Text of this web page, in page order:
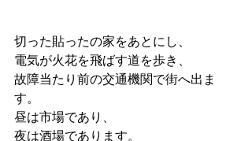
切った貼ったの家をあとにし、
電気が火花を飛ばす道を歩き、
故障当たり前の交通機関で街へ出ま
す。
昼は市場であり、
夜は酒場であります。